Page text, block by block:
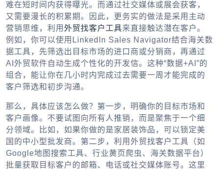
难在短时间内获得曝光。而通过社交媒体或展会获客，
又需要漫长的积累期。因此，更务实的做法是采用主动
营销思维，利用 外贸找客户工具来直接触达潜在客户。
例如，你可以使用LinkedIn Sales Navigator结合海关数
据工具，先筛选出目标市场的进口商或分销商，再通过
AI外贸软件 自动生成个性化的开发信。这种“数据+AI”的
组合，能让你在几小时内完成过去需要一周才能完成的
客户筛选和初步沟通。
那么，具体应该怎么做？第一步，明确你的目标市场和
客户画像。不要试图向所有人推销，而是聚焦于一个细
分领域。比如，如果你做的是家居装饰品，可以锁定美
国的中小型批发商。第二步，利用 外贸找客户工具 （如
Google地图搜索工具、行业黄页爬虫、海关数据平台）
批量获取目标客户的邮箱、电话或社交媒体账号。这里